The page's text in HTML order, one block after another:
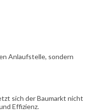
Anlaufstelle, sondern
sich der Baumarkt nicht
Effizienz.